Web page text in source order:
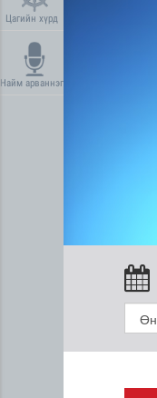
Цагийн хүрд
Найм арваннэг